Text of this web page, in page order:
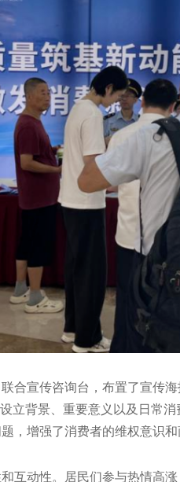
合宣传咨询台，布置了宣传
立背景、重要意义以及日常
，增强了消费者的维权意识
互动性。居民们参与热情高